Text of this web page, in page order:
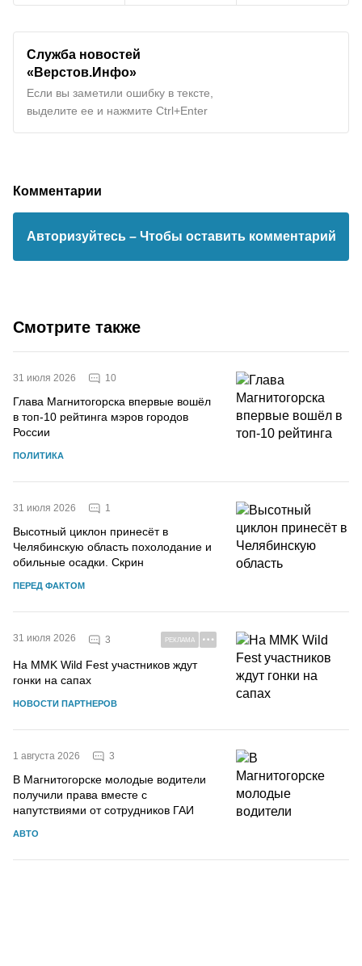
Служба новостей
«Верстов.Инфо»
Если вы заметили ошибку в тексте,
выделите ее и нажмите Ctrl+Enter
Комментарии
Авторизуйтесь – Чтобы оставить комментарий
Смотрите также
31 июля 2026 10
Глава Магнитогорска впервые вошёл
в топ-10 рейтинга мэров городов
России
ПОЛИТИКА
31 июля 2026 1
Высотный циклон принесёт в
Челябинскую область похолодание и
обильные осадки. Скрин
ПЕРЕД ФАКТОМ
31 июля 2026 3 РЕКЛАМА
На MMK Wild Fest участников ждут
гонки на сапах
НОВОСТИ ПАРТНЕРОВ
1 августа 2026 3
В Магнитогорске молодые водители
получили права вместе с
напутствиями от сотрудников ГАИ
АВТО